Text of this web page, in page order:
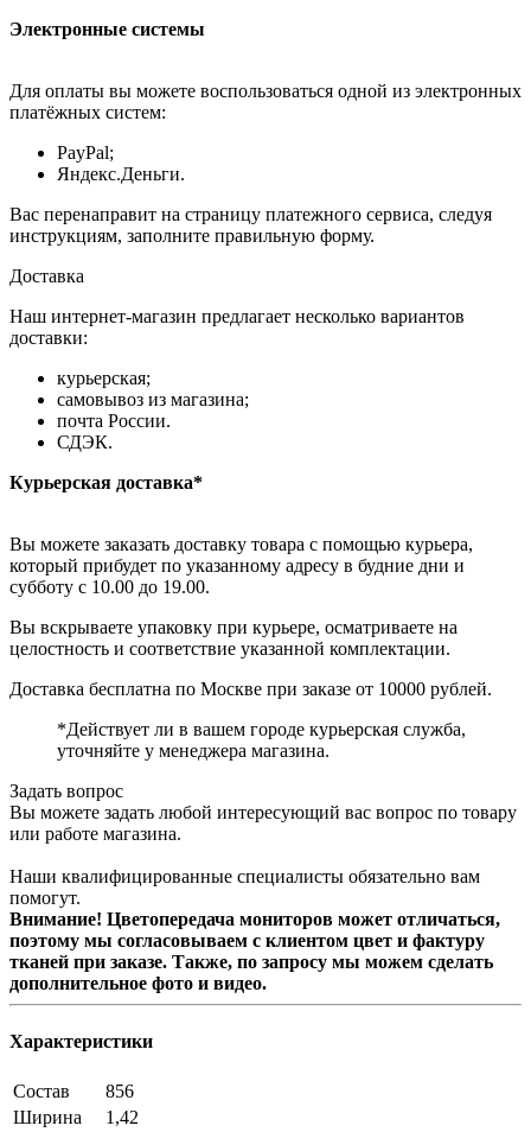
Электронные системы
Для оплаты вы можете воспользоваться одной из электронных
платёжных систем:
PayPal;
Яндекс.Деньги.
Вас перенаправит на страницу платежного сервиса, следуя
инструкциям, заполните правильную форму.
Доставка
Наш интернет-магазин предлагает несколько вариантов
доставки:
курьерская;
самовывоз из магазина;
почта России.
СДЭК.
Курьерская доставка*
Вы можете заказать доставку товара с помощью курьера,
который прибудет по указанному адресу в будние дни и
субботу с 10.00 до 19.00.
Вы вскрываете упаковку при курьере, осматриваете на
целостность и соответствие указанной комплектации.
Доставка бесплатна по Москве при заказе от 10000 рублей.
*Действует ли в вашем городе курьерская служба,
уточняйте у менеджера магазина.
Задать вопрос
Вы можете задать любой интересующий вас вопрос по товару
или работе магазина.
Наши квалифицированные специалисты обязательно вам
помогут.
Внимание! Цветопередача мониторов может отличаться,
поэтому мы согласовываем с клиентом цвет и фактуру
тканей при заказе. Также, по запросу мы можем сделать
дополнительное фото и видео.
Характеристики
Состав
856
Ширина
1,42